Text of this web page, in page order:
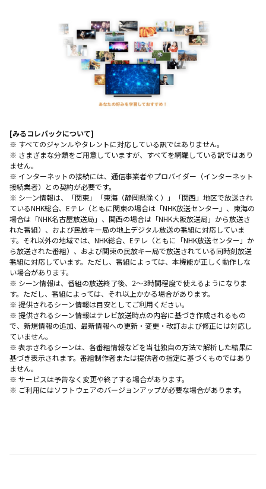
[みるコレパックについて]
※ すべてのジャンルやタレントに対応している訳ではありません。
※ さまざまな分類をご用意していますが、すべてを網羅している訳ではあり
ません。
※ インターネットの接続には、通信事業者やプロバイダー（インターネット
接続業者）との契約が必要です。
※ シーン情報は、「関東」「東海（静岡県除く）」「関西」地区で放送され
ているNHK総合、Eテレ（ともに関東の場合は「NHK放送センター」、東海の
場合は「NHK名古屋放送局」、関西の場合は「NHK大阪放送局」から放送さ
れた番組）、および民放キー局の地上デジタル放送の番組に対応していま
す。それ以外の地域では、NHK総合、Eテレ（ともに「NHK放送センター」か
ら放送された番組）、および関東の民放キー局で放送されている同時刻放送
番組に対応しています。ただし、番組によっては、本機能が正しく動作しな
い場合があります。
※ シーン情報は、番組の放送終了後、2〜3時間程度で使えるようになりま
す。ただし、番組によっては、それ以上かかる場合があります。
※ 提供されるシーン情報は目安としてご利用ください。
※ 提供されるシーン情報はテレビ放送時点の内容に基づき作成されるもの
で、新規情報の追加、最新情報への更新・変更・改訂および修正には対応し
ていません。
※ 表示されるシーンは、各番組情報などを当社独自の方法で解析した結果に
基づき表示されます。番組制作者または提供者の指定に基づくものではあり
ません。
※ サービスは予告なく変更や終了する場合があります。
※ ご利用にはソフトウェアのバージョンアップが必要な場合があります。